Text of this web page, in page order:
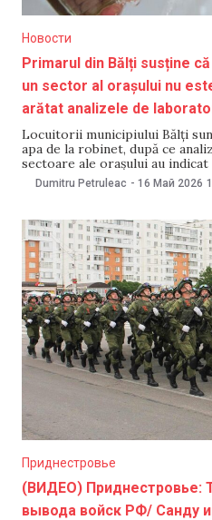
Новости
Primarul din Bălți susține
un sector al orașului nu
arătat analizele de
Locuitorii municipiului Bălți
apa de la robinet, după ce
sectoare ale orașului au
parametrilor privind mirosul și
de primarul Alexandr Petkov,
Dumitru Petruleac - 16 Май 2026
Приднестровье
(ВИДЕО) Приднестровье:
вывода войск РФ/ Санду